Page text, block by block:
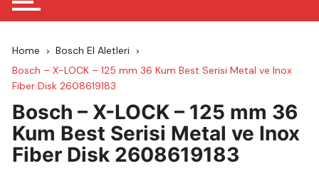
Home
Bosch El Aletleri
Bosch – X-LOCK – 125 mm 36 Kum Best Serisi Metal ve Inox
Fiber Disk 2608619183
Bosch – X-LOCK – 125 mm 36
Kum Best Serisi Metal ve Inox
Fiber Disk 2608619183